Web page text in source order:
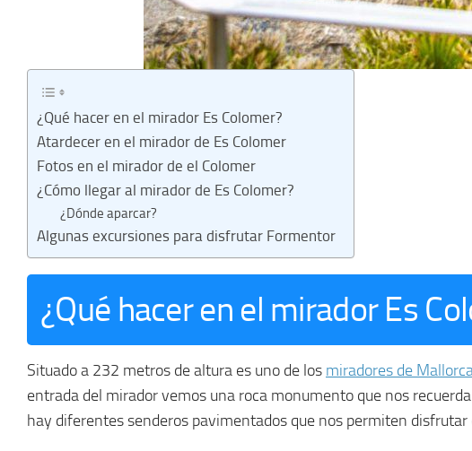
¿Qué hacer en el mirador Es Colomer?
Atardecer en el mirador de Es Colomer
Fotos en el mirador de el Colomer
¿Cómo llegar al mirador de Es Colomer?
¿Dónde aparcar?
Algunas excursiones para disfrutar Formentor
¿Qué hacer en el mirador Es
Situado a 232 metros de altura es uno de los miradores de
entrada del mirador vemos una roca monumento que nos
hay diferentes senderos pavimentados que nos permiten disfrutar